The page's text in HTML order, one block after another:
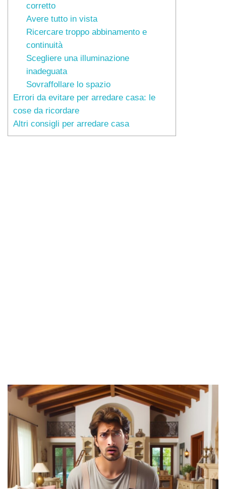
corretto
Avere tutto in vista
Ricercare troppo abbinamento e
continuità
Scegliere una illuminazione
inadeguata
Sovraffollare lo spazio
Errori da evitare per arredare casa: le
cose da ricordare
Altri consigli per arredare casa